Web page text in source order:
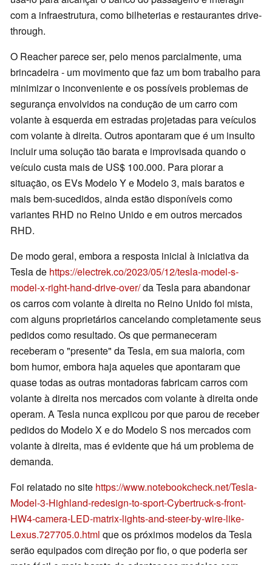
com a infraestrutura, como bilheterias e restaurantes drive-
through.
O Reacher parece ser, pelo menos parcialmente, uma
brincadeira - um movimento que faz um bom trabalho para
minimizar o inconveniente e os possíveis problemas de
segurança envolvidos na condução de um carro com
volante à esquerda em estradas projetadas para veículos
com volante à direita. Outros apontaram que é um insulto
incluir uma solução tão barata e improvisada quando o
veículo custa mais de US$ 100.000. Para piorar a
situação, os EVs Modelo Y e Modelo 3, mais baratos e
mais bem-sucedidos, ainda estão disponíveis como
variantes RHD no Reino Unido e em outros mercados
RHD.
De modo geral, embora a resposta inicial à iniciativa da
Tesla de https://electrek.co/2023/05/12/tesla-model-s-
model-x-right-hand-drive-over/da Tesla para abandonar
os carros com volante à direita no Reino Unido foi mista,
com alguns proprietários cancelando completamente seus
pedidos como resultado. Os que permaneceram
receberam o "presente" da Tesla, em sua maioria, com
bom humor, embora haja aqueles que apontaram que
quase todas as outras montadoras fabricam carros com
volante à direita nos mercados com volante à direita onde
operam. A Tesla nunca explicou por que parou de receber
pedidos do Modelo X e do Modelo S nos mercados com
volante à direita, mas é evidente que há um problema de
demanda.
Foi relatado no site https://www.notebookcheck.net/Tesla-
Model-3-Highland-redesign-to-sport-Cybertruck-s-front-
HW4-camera-LED-matrix-lights-and-steer-by-wire-like-
Lexus.727705.0.html que os próximos modelos da Tesla
serão equipados com direção por fio, o que poderia ser